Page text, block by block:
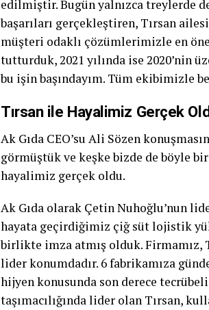
edilmiştir. Bugün yalnızca treylerde
başarıları gerçekleştiren, Tırsan
müşteri odaklı çözümlerimizle en
tutturduk, 2021 yılında ise 2020’nin
bu işin başındayım. Tüm ekibimizle
Tırsan ile Hayalimiz Gerçek
Ak Gıda CEO’su Ali Sözen
görmüştük ve keşke bizde de böyle
hayalimiz gerçek oldu.
Ak Gıda olarak Çetin Nuhoğlu’nun
hayata geçirdiğimiz çiğ süt lojistik
birlikte imza atmış olduk. Firmamız,
lider konumdadır. 6 fabrikamıza
hijyen konusunda son derece
taşımacılığında lider olan Tırsan,